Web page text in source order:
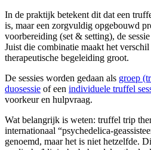
In de praktijk betekent dit dat een
is, maar een zorgvuldig opgebouwd
voorbereiding (set & setting), de
Juist die combinatie maakt het
therapeutische begeleiding groot.
De sessies worden gedaan als groep
duosessie of een individuele truffel
voorkeur en hulpvraag.
Wat belangrijk is weten: truffel trip
internationaal “psychedelica-
genoemd, maar het is niet hetzelfde.